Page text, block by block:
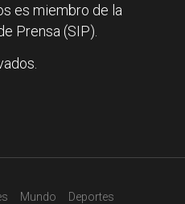
es miembro de la
Prensa (SIP).
Mundo Deportes